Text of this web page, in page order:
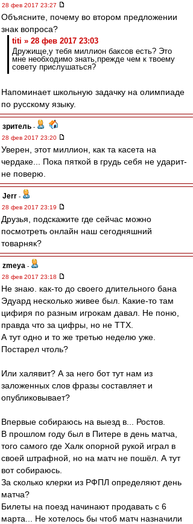
28 фев 2017 23:27
Объясните, почему во втором предложении
знак вопроса?
titi » 28 фев 2017 23:03
Дружище,у тебя миллион баксов есть? Это
мне необходимо знать,прежде чем к твоему
совету прислушаться?
Напоминает школьную задачку на олимпиаде
по русскому языку.
зpитель -
28 фев 2017 23:20
Уверен, этот миллион, как та касета на
чердаке... Пока пяткой в грудь себя не ударит-
не поверю.
Jerr -
28 фев 2017 23:19
Друзья, подскажите где сейчас можно
посмотреть онлайн наш сегодняшний
товарняк?
zmeya -
28 фев 2017 23:18
Не знаю. как-то до своего длительного бана
Эдуард несколько живее был. Какие-то там
цифиря по разным игрокам давал. Не поню,
правда что за цифры, но не ТТХ.
А тут одно и то же третью неделю уже.
Постарел чтоль?
Или халявит? А за него бот тут нам из
заложенных слов фразы составляет и
опубликовывает?
Впервые собираюсь на выезд в... Ростов.
В прошлом году был в Питере в день матча,
того самого где Халк опорной рукой играл в
своей штрафной, но на матч не пошёл. А тут
вот собираюсь.
За сколько клерки из РФПЛ определяют день
матча?
Билеты на поезд начинают продавать с 6
марта... Не хотелось бы чтоб матч назначили